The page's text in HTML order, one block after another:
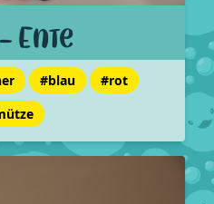
Ente
#blau
#rot